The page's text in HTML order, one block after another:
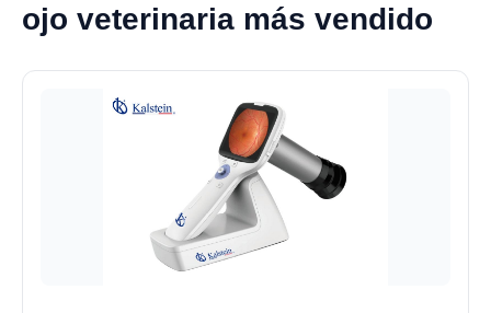
ojo veterinaria más vendido